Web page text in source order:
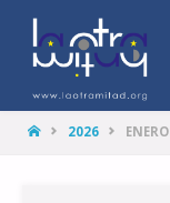
HOME2026 ENERO